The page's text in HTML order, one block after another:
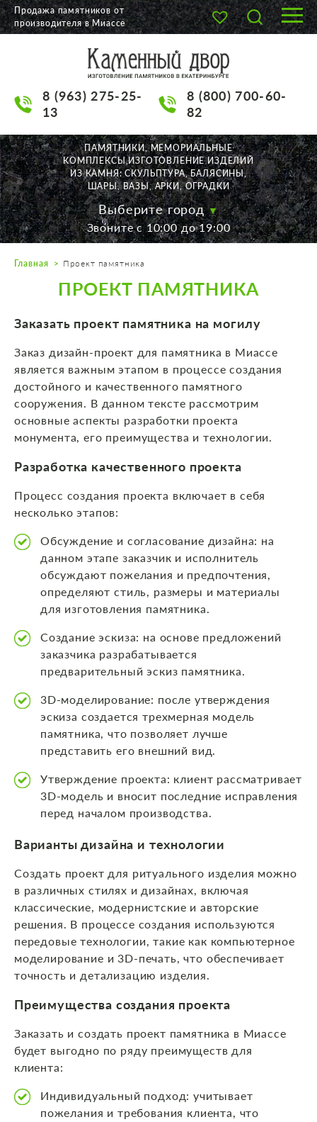
О КОМПАНИИ
НАШИ РАБОТЫ
АКЦИИ
ДОСТАВКА
КОНТАКТЫ
K2532513@yandex.ru
Пн. — Пт. с 10:00 до 19:00
Продажа памятников от
производителя в Миассе
8 (963) 275-25-
13
8 (800) 700-60-
82
ПАМЯТНИКИ, МЕМОРИАЛЬНЫЕ
КОМПЛЕКСЫ,ИЗГОТОВЛЕНИЕ ИЗДЕЛИЙ
ИЗ КАМНЯ: СКУЛЬПТУРА, БАЛЯСИНЫ,
ШАРЫ, ВАЗЫ, АРКИ, ОГРАДКИ
Выберите город
Звоните с 10:00 до 19:00
Главная Проект памятника
ПРОЕКТ ПАМЯТНИКА
Заказать проект памятника на могилу
Заказ дизайн-проект для памятника в Миассе
является важным этапом в процессе создания
достойного и качественного памятного
сооружения. В данном тексте рассмотрим
основные аспекты разработки проекта
монумента, его преимущества и технологии.
Разработка качественного проекта
Процесс создания проекта включает в себя
несколько этапов:
Обсуждение и согласование дизайна: на
данном этапе заказчик и исполнитель
обсуждают пожелания и предпочтения,
определяют стиль, размеры и материалы
для изготовления памятника.
Создание эскиза: на основе предложений
заказчика разрабатывается
предварительный эскиз памятника.
3D-моделирование: после утверждения
эскиза создается трехмерная модель
памятника, что позволяет лучше
представить его внешний вид.
Утверждение проекта: клиент рассматривает
3D-модель и вносит последние исправления
перед началом производства.
Варианты дизайна и технологии
Создать проект для ритуального изделия можно
в различных стилях и дизайнах, включая
классические, модернистские и авторские
решения. В процессе создания используются
передовые технологии, такие как компьютерное
моделирование и 3D-печать, что обеспечивает
точность и детализацию изделия.
Преимущества создания проекта
Заказать и создать проект памятника в Миассе
будет выгодно по ряду преимуществ для
клиента:
Индивидуальный подход: учитывает
пожелания и требования клиента, что